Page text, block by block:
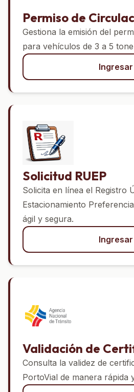
Permiso de
Gestiona la emisión del
para vehículos de 3 a 5
Ingresar
Solicitud RUEP
Solicita en línea el Registro
Estacionamiento
ágil y segura.
Ingresar
Validación de
Consulta la validez de
PortoVial de manera rápida